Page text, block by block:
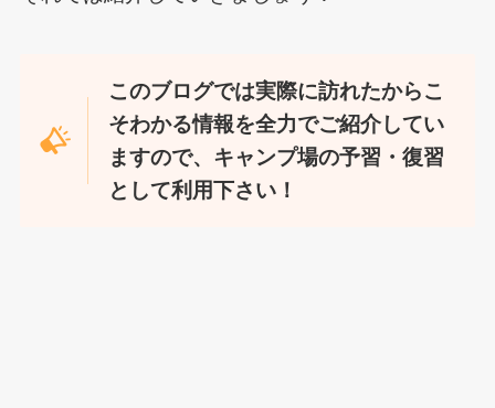
このブログでは実際に訪れたからこ
そわかる情報を全力でご紹介してい
ますので、キャンプ場の予習・復習
として利用下さい！